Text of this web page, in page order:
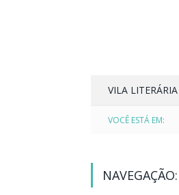
VILA LITERÁRIA
VOCÊ ESTÁ EM:
NAVEGAÇÃO: